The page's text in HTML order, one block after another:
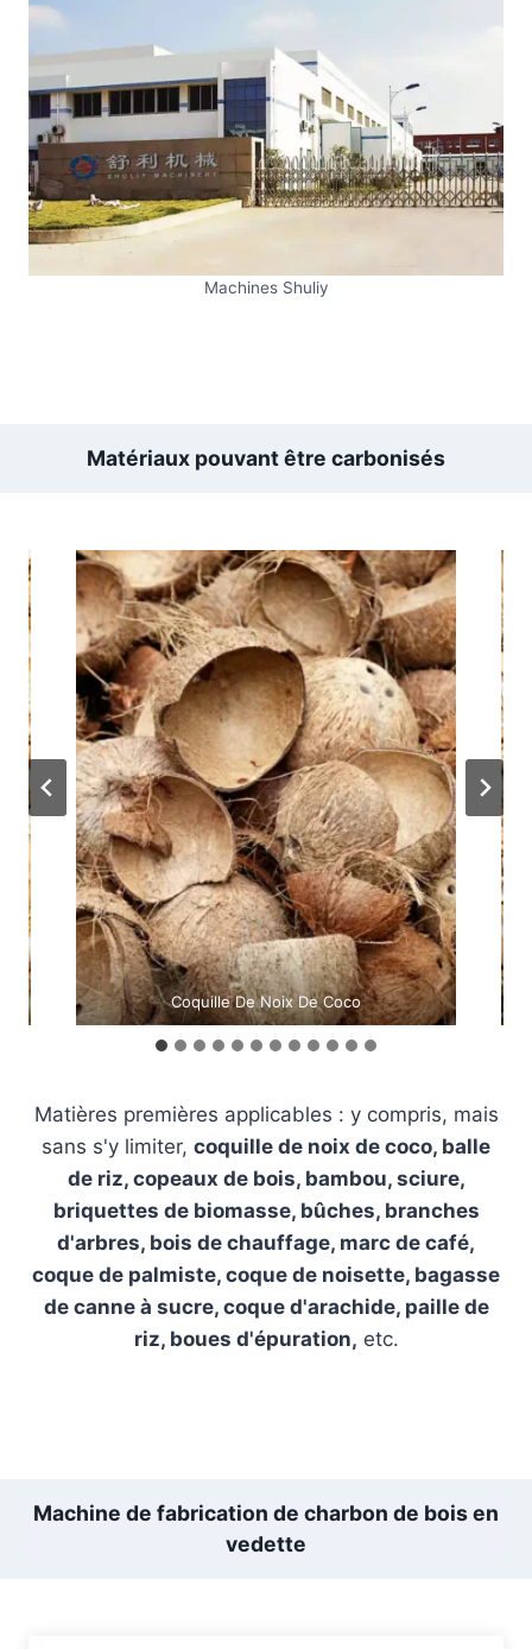
Machines Shuliy
Matériaux pouvant être carbonisés
Coquille De Noix De Coco
Matières premières applicables : y compris, mais
sans s'y limiter, coquille de noix de coco, balle
de riz, copeaux de bois, bambou, sciure,
briquettes de biomasse, bûches, branches
d'arbres, bois de chauffage, marc de café,
coque de palmiste, coque de noisette, bagasse
de canne à sucre, coque d'arachide, paille de
riz, boues d'épuration, etc.
Machine de fabrication de charbon de bois en
vedette